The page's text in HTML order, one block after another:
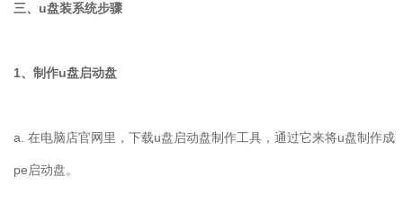
三、 u盘装系统步骤
1、制作u盘启动盘
a. 在电脑店官网里，下载u盘启动盘制作工具，通过它来将u盘制作成
pe启动盘。